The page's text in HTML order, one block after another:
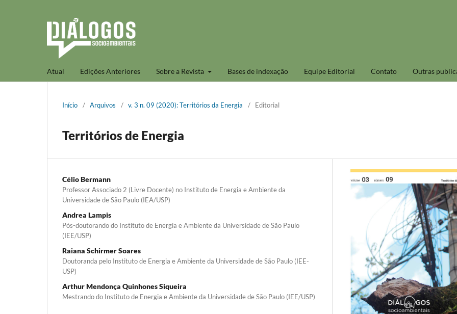
Atual Edições Anteriores Sobre a Revista Bases de indexação Equipe Editorial Contato Outras
Início / Arquivos / v. 3 n. 09 (2020): Territórios da Energia / Editorial
Territórios de Energia
Célio Bermann
Professor Associado 2 (Livre Docente) no Instituto de Energia e Ambiente da
Universidade de São Paulo (IEA/USP)
Andrea Lampis
Pós-doutorando do Instituto de Energia e Ambiente da Universidade de São Paulo
(IEE/USP)
Raiana Schirmer Soares
Doutoranda pelo Instituto de Energia e Ambiente da Universidade de São Paulo (IEE-
USP)
Arthur Mendonça Quinhones Siqueira
Mestrando do Instituto de Energia e Ambiente da Universidade de São Paulo (IEE/USP)